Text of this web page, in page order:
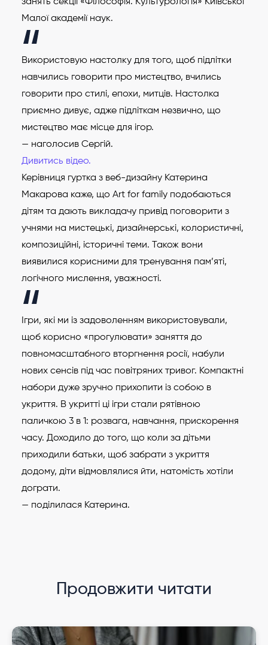
Малої академії наук.
Використовую настолку для того, щоб підлітки
навчились говорити про мистецтво, вчились
говорити про стилі, епохи, митців. Настолка
приємно дивує, адже підліткам незвично, що
мистецтво має місце для ігор.
— наголосив Сергій.
Дивитись відео.
Керівниця гуртка з веб-дизайну Катерина
Макарова каже, що Art for family подобаються
дітям та дають викладачу привід поговорити з
учнями на мистецькі, дизайнерські, колористичні,
композиційні, історичні теми. Також вони
виявилися корисними для тренування пам’яті,
логічного мислення, уважності.
Ігри, які ми із задоволенням використовували,
щоб корисно «прогулювати» заняття до
повномасштабного вторгнення росії, набули
нових сенсів під час повітряних тривог. Компактні
набори дуже зручно прихопити із собою в
укриття. В укритті ці ігри стали рятівною
паличкою 3 в 1: розвага, навчання, прискорення
часу. Доходило до того, що коли за дітьми
приходили батьки, щоб забрати з укриття
додому, діти відмовлялися йти, натомість хотіли
дограти.
— поділилася Катерина.
Продовжити читати